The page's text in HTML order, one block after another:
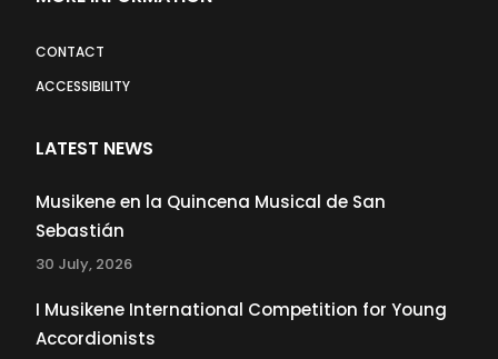
CONTACT
ACCESSIBILITY
LATEST NEWS
Musikene en la Quincena Musical de San
Sebastián
30 July, 2026
I Musikene International Competition for Young
Accordionists